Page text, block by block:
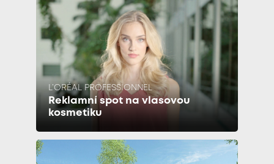
L’ORÉAL PROFESSIONNEL
Reklamní spot na vlasovou
kosmetiku